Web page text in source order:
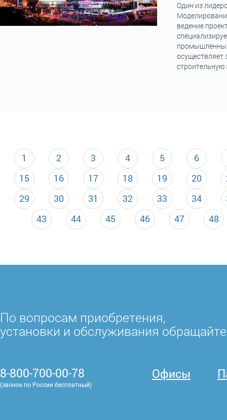
Один из
ведение
промышленных
осуществляет
строительную
1 2 3 4 5
6
15
16 17 18 19 20
29
30 31 32 33 34
43
44 45 46 47 48
По вопросам приобретения,
установки и обслуживания
8-800-700-00-78
(звонок по России бесплатный)
Офисы